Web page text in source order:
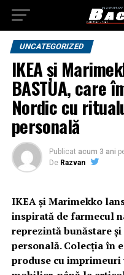
UNCATEGORIZED
IKEA și
BASTUA, care
Nordic cu
personală
Publicat acum 3 ani
De Razvan
IKEA și Marimekko
inspirată de farmecul
reprezintă bunăstare
personală. Colecția în
produse cu imprimeuri